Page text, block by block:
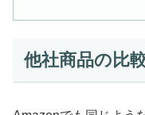
他社商品の比